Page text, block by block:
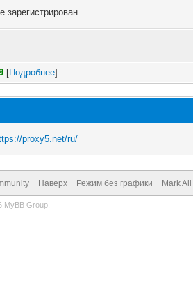
зарегистрирован
[Подробнее]
proxy5.net/ru/
Наверх Режим без графики Mark
MyBB Group